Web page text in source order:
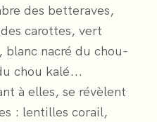
des betteraves,
carottes, vert
nacré du chou-
chou kalé...
à elles, se révèlent
: lentilles corail,